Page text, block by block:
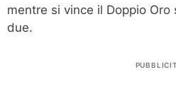
mentre si vince il Doppio
due.